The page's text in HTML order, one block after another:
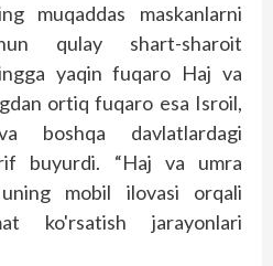
muqaddas maskanlarni
qulay shart-sharoit
yaqin fuqaro Haj va
ortiq fuqaro esa Isroil,
boshqa davlatlardagi
buyurdi. “Haj va umra
mobil ilovasi orqali
ko'rsatish jarayonlari